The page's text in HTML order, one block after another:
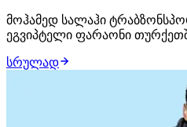
მოჰამედ სალაჰი
ეგვიპტელი ფარაონი
სალაჰის თურქეთში ჩასვლას
მოუთმენლად ელოდა.
იმედებით. მსგავსი დონის
სრულად